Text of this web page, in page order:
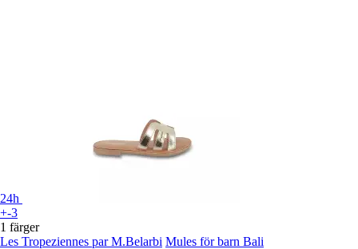
24h
+-3
1 färger
Les Tropeziennes par M.Belarbi Mules för barn Bali